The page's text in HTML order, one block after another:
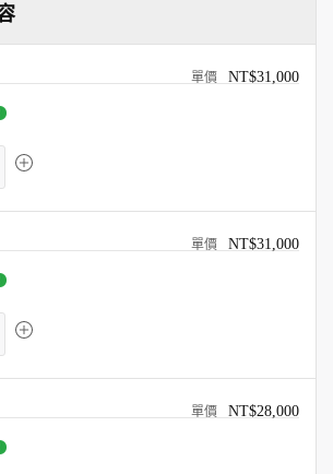
NT$31,000
NT$31,000
NT$28,000